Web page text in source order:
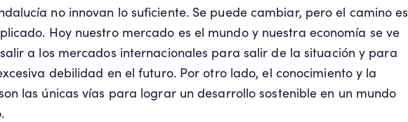
no innovan lo suficiente. Se puede cambiar, pero el camino es
Hoy nuestro mercado es el mundo y nuestra economía se ve
a los mercados internacionales para salir de la situación y para
debilidad en el futuro. Por otro lado, el conocimiento y la
las únicas vías para lograr un desarrollo sostenible en un mundo